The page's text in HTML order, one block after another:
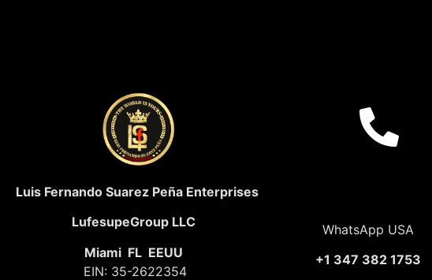
Luis Fernando Suarez Peña Enterprises
LufesupeGroup LLC
Miami FL EEUU
EIN: 35-2622354
WhatsApp USA
+1 347 382 1753